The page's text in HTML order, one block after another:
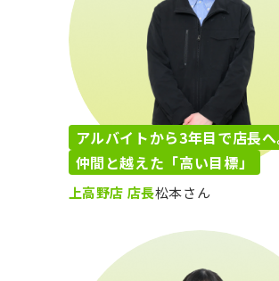
アルバイトから3年目で店長へ
仲間と越えた「高い目標」
上高野店 店長松本さん